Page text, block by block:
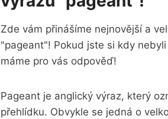
Zde vám přinášíme nejnovější a
"pageant"! Pokud jste si kdy
máme pro vás odpověď!
Pageant je anglický výraz, který
přehlídku. Obvykle se jedná o